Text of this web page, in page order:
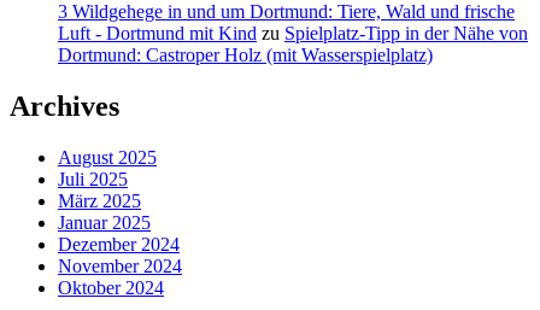
3 Wildgehege in und um Dortmund: Tiere, Wald und frische
Luft - Dortmund mit Kind zu Spielplatz-Tipp in der Nähe von
Dortmund: Castroper Holz (mit Wasserspielplatz)
Archives
August 2025
Juli 2025
März 2025
Januar 2025
Dezember 2024
November 2024
Oktober 2024